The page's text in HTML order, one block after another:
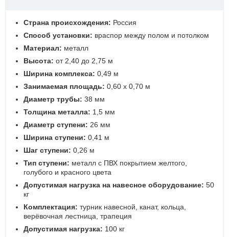
Страна происхождения: Россия
Способ установки: враспор между полом и потолком
Материал: металл
Высота: от 2,40 до 2,75 м
Ширина комплекса: 0,49 м
Занимаемая площадь: 0,60 х 0,70 м
Диаметр трубы: 38 мм
Толщина металла: 1,5 мм
Диаметр ступени: 26 мм
Ширина ступени: 0,41 м
Шаг ступени: 0,26 м
Тип ступени: металл с ПВХ покрытием желтого,
голубого и красного цвета
Допустимая нагрузка на навесное оборудование: 50
кг
Комплектация: турник навесной, канат, кольца,
верёвочная лестница, трапеция
Допустимая нагрузка: 100 кг